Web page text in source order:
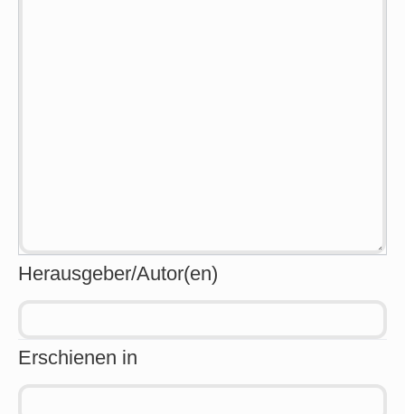
Herausgeber/Autor(en)
Erschienen in